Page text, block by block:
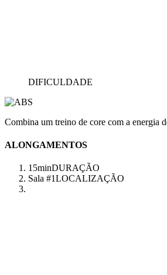
DIFICULDADE
Combina um treino de core com a energia
ALONGAMENTOS
15minDURAÇÃO
Sala #1LOCALIZAÇÃO